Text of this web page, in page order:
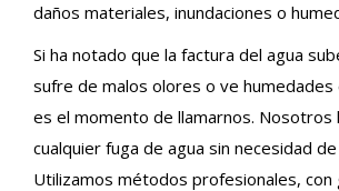
daños materiales, inundaciones o
Si ha notado que la factura del agua
sufre de malos olores o ve humedades
es el momento de llamarnos. Nosotros
cualquier fuga de agua sin necesidad
Utilizamos métodos profesionales, con